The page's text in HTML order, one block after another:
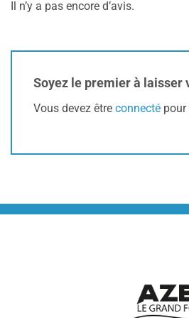
Il n’y a pas encore d’avis.
Soyez le premier à laisser
Vous devez être connecté pour